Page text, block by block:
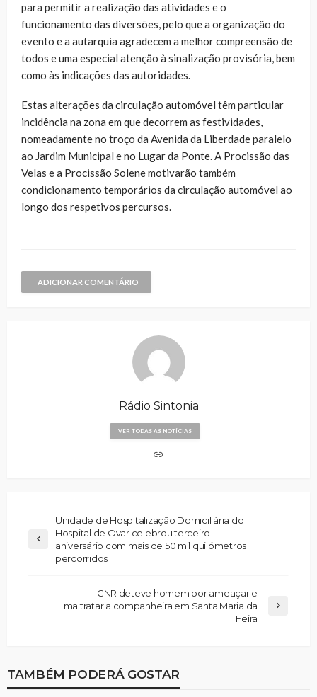
para permitir a realização das atividades e o
funcionamento das diversões, pelo que a organização do
evento e a autarquia agradecem a melhor compreensão de
todos e uma especial atenção à sinalização provisória, bem
como às indicações das autoridades.
Estas alterações da circulação automóvel têm particular
incidência na zona em que decorrem as festividades,
nomeadamente no troço da Avenida da Liberdade paralelo
ao Jardim Municipal e no Lugar da Ponte. A Procissão das
Velas e a Procissão Solene motivarão também
condicionamento temporários da circulação automóvel ao
longo dos respetivos percursos.
ADICIONAR COMENTÁRIO
Rádio Sintonia
VER TODAS AS NOTÍCIAS
Unidade de Hospitalização Domiciliária do
Hospital de Ovar celebrou terceiro
aniversário com mais de 50 mil quilómetros
percorridos
GNR deteve homem por ameaçar e
maltratar a companheira em Santa Maria da
Feira
TAMBÉM PODERÁ GOSTAR